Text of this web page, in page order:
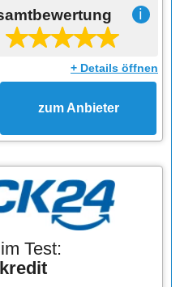
ℹ
+ Details öffnen
zum Anbieter
Test: